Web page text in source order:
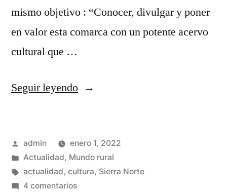
mismo objetivo : “Conocer, divulgar y poner
en valor esta comarca con un potente acervo
cultural que …
Seguir leyendo«Año
nueva
…»
Publicado
por
admin
enero 1, 2022
Publicado
en
Actualidad, Mundo rural
Etiquetas:
actualidad, cultura, Sierra Norte
4 comentariosen